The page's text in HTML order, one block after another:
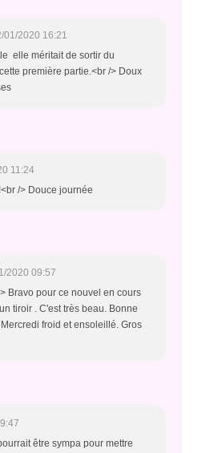
01/2020 16:21
elle méritait de sortir du
première partie.<br /> Doux
11:24
/> Douce journée
2020 09:57
Bravo pour ce nouvel en cours
tiroir . C'est très beau. Bonne
froid et ensoleillé. Gros
être sympa pour mettre